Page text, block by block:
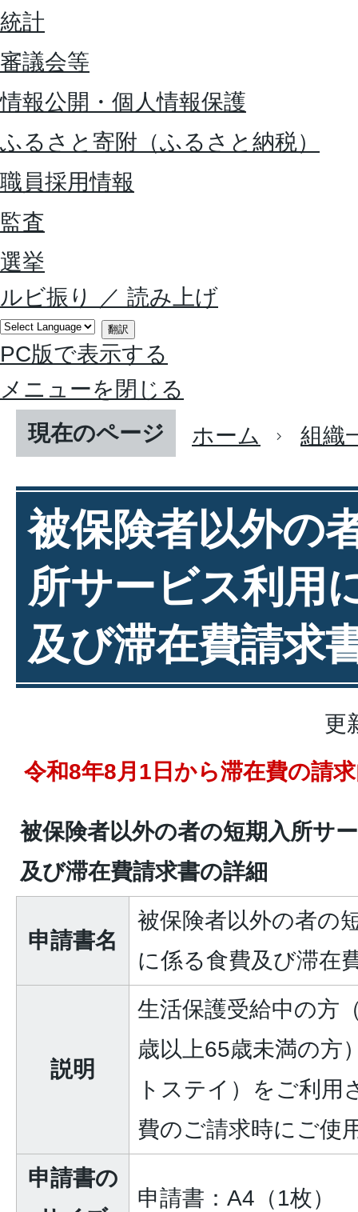
統計
審議会等
情報公開・個人情報保護
ふるさと寄附（ふるさと納税）
職員採用情報
監査
選挙
ルビ振り
／ 読み上げ
翻訳
PC版で表示する
メニューを閉じる
現在のページ
ホーム 組織
被保険者以外の
所サービス利用
及び滞在費請求
更
令和8年8月1日から滞在費の請
被保険者以外の者の短期入所サ
及び滞在費請求書の詳細
申請書名
被保険者以外の者の
に係る食費及び滞在
説明
生活保護受給中の方
歳以上65歳未満の方
トステイ）をご利用
費のご請求時にご使
申請書の
申請書：A4（1枚）